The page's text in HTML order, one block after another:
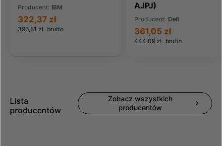
Producent: IBM
396,51 zł brutto
322,37 zł
AJPJ)
Producent: Dell
444,09 zł brutto
361,05 zł
Lista
producentów
Zobacz wszystkich
producentów